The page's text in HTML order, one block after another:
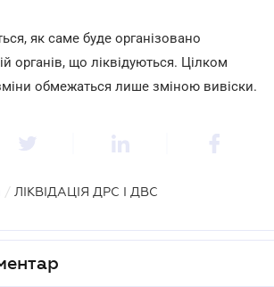
як саме буде організовано
органів, що ліквідуються. Цілком
обмежаться лише зміною вивіски.
/ ЛІКВІДАЦІЯ ДРС І ДВС